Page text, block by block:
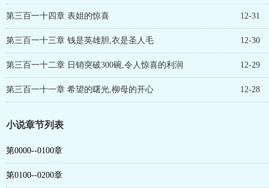
第三百一十四章 表姐的惊喜 12-31
第三百一十三章 钱是英雄胆,衣是圣人毛 12-30
第三百一十二章 日销突破300碗,令人惊喜的利润 12-29
第三百一十一章 希望的曙光,柳母的开心 12-28
小说章节列表
第0000--0100章
第0100--0200章